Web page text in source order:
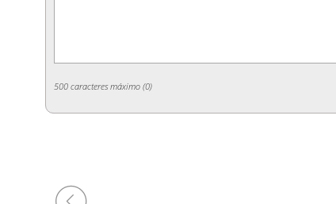
500 caracteres máximo (0)